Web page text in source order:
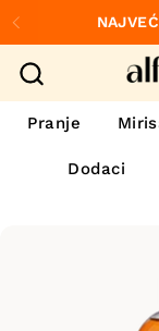
Preskoči na sadržaj
Prethodno
Pranje
Dodaci